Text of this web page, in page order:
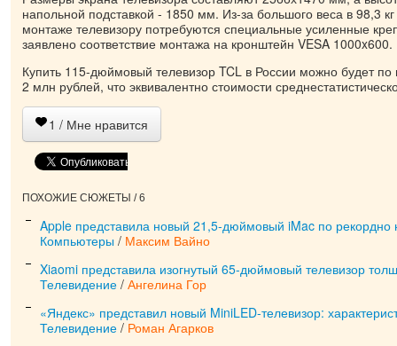
напольной подставкой - 1850 мм. Из-за большого веса в 98,3
монтаже телевизору потребуются специальные усиленные
заявлено соответствие монтажа на кронштейн VESA 1000x600.
Купить 115-дюймовый телевизор TCL в России можно будет
2 млн рублей, что эквивалентно стоимости
1 / Мне нравится
ПОХОЖИЕ СЮЖЕТЫ / 6
Apple представила новый 21,5-дюймовый iMac по рекордно
Компьютеры / Максим Вайно
Xiaomi представила изогнутый 65-дюймовый телевизор
Телевидение / Ангелина Гор
«Яндекс» представил новый MiniLED-телевизор:
Телевидение / Роман Агарков